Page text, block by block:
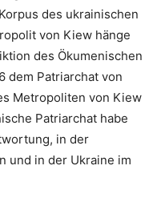
des ukrainischen
von Kiew hänge
des Ökumenischen
dem Patriarchat von
Metropoliten von Kiew
Patriarchat habe
in der
und in der Ukraine im